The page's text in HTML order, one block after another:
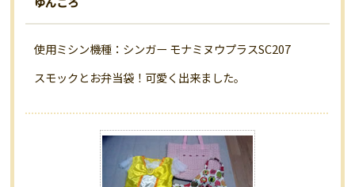
使用ミシン機種：シンガー モナミヌウプラスSC207
スモックとお弁当袋！可愛く出来ました。